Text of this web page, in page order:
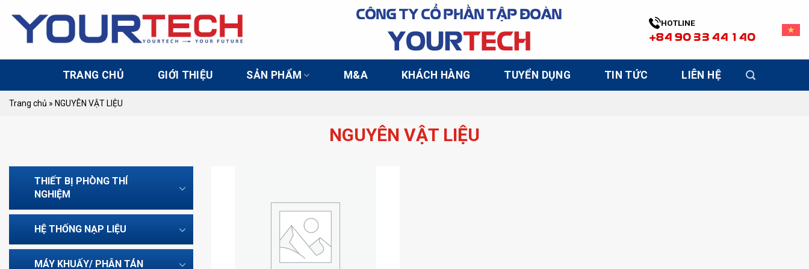
CÔNG TY CỔ PHẦN TẬP ĐOÀN
YOURTECH HOTLINE
+84 90 33 44 140
TRANG CHỦ GIỚI THIỆU SẢN PHẨM M&A KHÁCH HÀNG TUYỂN DỤNG TIN TỨC LIÊN HỆ
Trang chủ » NGUYÊN VẬT LIỆU
NGUYÊN VẬT LIỆU
THIẾT BỊ PHÒNG THÍ
NGHIỆM
HỆ THỐNG NẠP LIỆU
MÁY KHUẤY/ PHÂN TÁN